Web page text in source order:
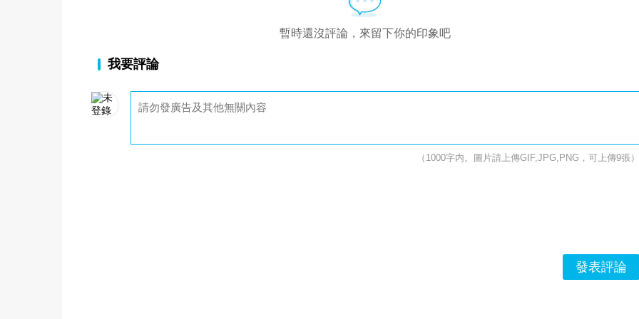
暫時還沒評論，來留下你的印象吧
我要評論
（1000字内。圖片請上傳GIF,JPG,PNG，可上傳9張）
發表評論